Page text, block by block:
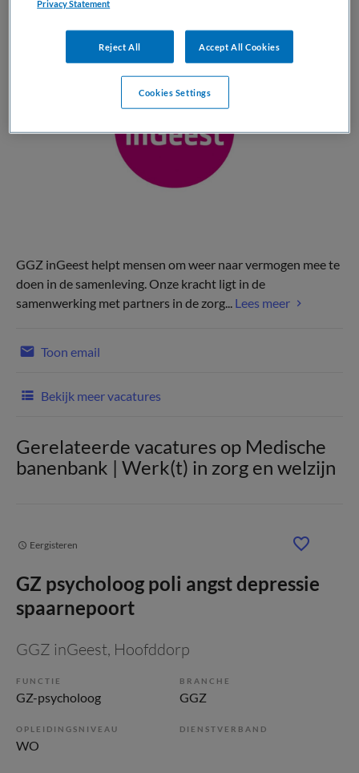
GGZ inGeest helpt mensen om weer naar vermogen mee te
doen in de samenleving. Onze kracht ligt in de
samenwerking met partners in de zorg... Lees meer
Toon email
Bekijk meer vacatures
Gerelateerde vacatures op Medische
banenbank | Werk(t) in zorg en welzijn
Eergisteren
GZ psycholoog poli angst depressie
spaarnepoort
GGZ inGeest, Hoofddorp
FUNCTIE
GZ-psycholoog
BRANCHE
GGZ
OPLEIDINGSNIVEAU
WO
DIENSTVERBAND
Privacy Statement
Reject All Accept All Cookies
Cookies Settings